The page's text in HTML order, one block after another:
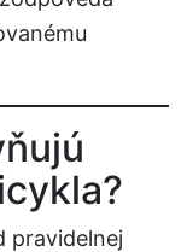
pravidelnej